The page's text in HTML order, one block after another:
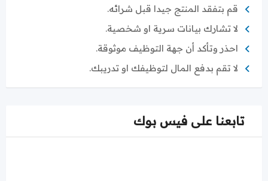
قم بتفقد المنتج جيدا قبل شرائه.
لا تشارك بيانات سرية او شخصية.
احذر وتأكد أن جهة التوظيف موثوقة.
لا تقم بدفع المال لتوظيفك او تدريبك.
تابعنا على فيس بوك